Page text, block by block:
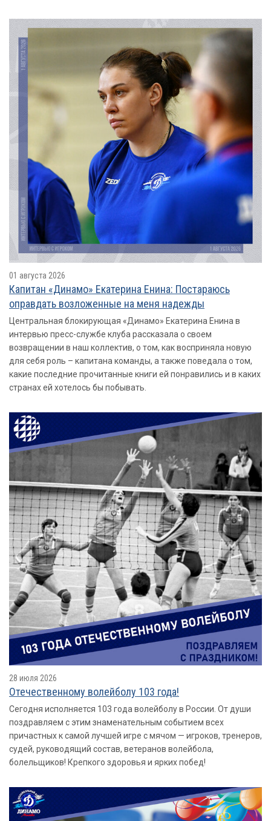
01 августа 2026
Капитан «Динамо» Екатерина Енина: Постараюсь
оправдать возложенные на меня надежды
Центральная блокирующая «Динамо» Екатерина Енина в
интервью пресс-службе клуба рассказала о своем
возвращении в наш коллектив, о том, как восприняла новую
для себя роль – капитана команды, а также поведала о том,
какие последние прочитанные книги ей понравились и в каких
странах ей хотелось бы побывать.
28 июля 2026
Отечественному волейболу 103 года!
Сегодня исполняется 103 года волейболу в России. От души
поздравляем с этим знаменательным событием всех
причастных к самой лучшей игре с мячом — игроков, тренеров,
судей, руководящий состав, ветеранов волейбола,
болельщиков! Крепкого здоровья и ярких побед!